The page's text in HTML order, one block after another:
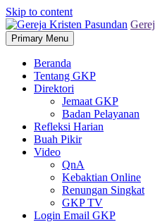
Skip to content
Primary Menu
Beranda
Tentang GKP
Direktori
Jemaat GKP
Badan Pelayanan
Refleksi Harian
Buah Pikir
Video
QnA
Kebaktian Online
Renungan Singkat
GKP TV
Login Email GKP